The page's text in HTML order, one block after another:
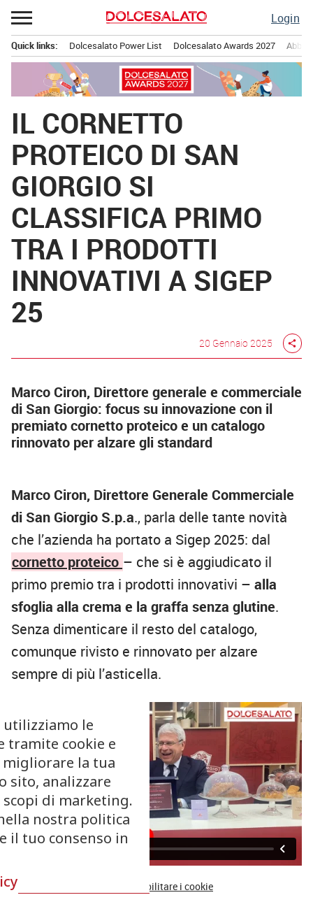
Passa
al
contenuto
Login
principale
Quick links: Dolcesalato Power List Dolcesalato Awards 2027
IL CORNETTO
PROTEICO DI SAN
GIORGIO SI
CLASSIFICA PRIMO
TRA I PRODOTTI
INNOVATIVI A SIGEP
25
20 Gennaio 2025 share
Marco Ciron, Direttore generale e commerciale
di San Giorgio: focus su innovazione con il
premiato cornetto proteico e un catalogo
rinnovato per alzare gli standard
Marco Ciron, Direttore Generale Commerciale
di San Giorgio S.p.a., parla delle tante novità
che l’azienda ha portato a Sigep 2025: dal
cornetto proteico – che si è aggiudicato il
primo premio tra i prodotti innovativi – alla
sfoglia alla crema e la graffa senza glutine.
Senza dimenticare il resto del catalogo,
comunque rivisto e rinnovato per alzare
sempre di più l’asticella.
Se non vedi i video, ricorda di abilitare i cookie
le
tramite cookie e
la tua
sito, analizzare
di marketing.
nostra politica
il tuo consenso in